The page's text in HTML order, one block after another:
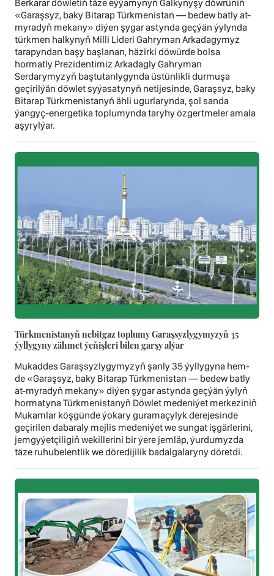
Berkarar döwletiň täze eýýamynyň Galkynyşy döwrüniň
«Garaşsyz, baky Bitarap Türkmenistan — bedew batly at-
myradyň mekany» diýen şygar astynda geçýän ýylynda
türkmen halkynyň Milli Lideri Gahryman Arkadagymyz
tarapyndan başy başlanan, häzirki döwürde bolsa
hormatly Prezidentimiz Arkadagly Gahryman
Serdarymyzyň baştutanlygynda üstünlikli durmuşa
geçirilýän döwlet syýasatynyň netijesinde, Garaşsyz, baky
Bitarap Türkmenistanyň ähli ugurlarynda, şol sanda
ýangyç-energetika toplumynda taryhy özgertmeler amala
aşyrylýar.
Türkmenistanyň nebitgaz toplumy Garaşsyzlygymyzyň 35
ýyllygyny zähmet ýeňişleri bilen garşy alýar
Mukaddes Garaşsyzlygymyzyň şanly 35 ýyllygyna hem-
de «Garaşsyz, baky Bitarap Türkmenistan — bedew batly
at-myradyň mekany» diýen şygar astynda geçýän ýylyň
hormatyna Türkmenistanyň Döwlet medeniýet merkeziniň
Mukamlar köşgünde ýokary guramaçylyk derejesinde
geçirilen dabaraly mejlis medeniýet we sungat işgärlerini,
jemgyýetçiligiň wekillerini bir ýere jemläp, ýurdumyzda
täze ruhubelentlik we döredijilik badalgalaryny döretdi.